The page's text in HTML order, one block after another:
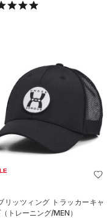
リッツィング トラッカーキャ
トレーニング/MEN）